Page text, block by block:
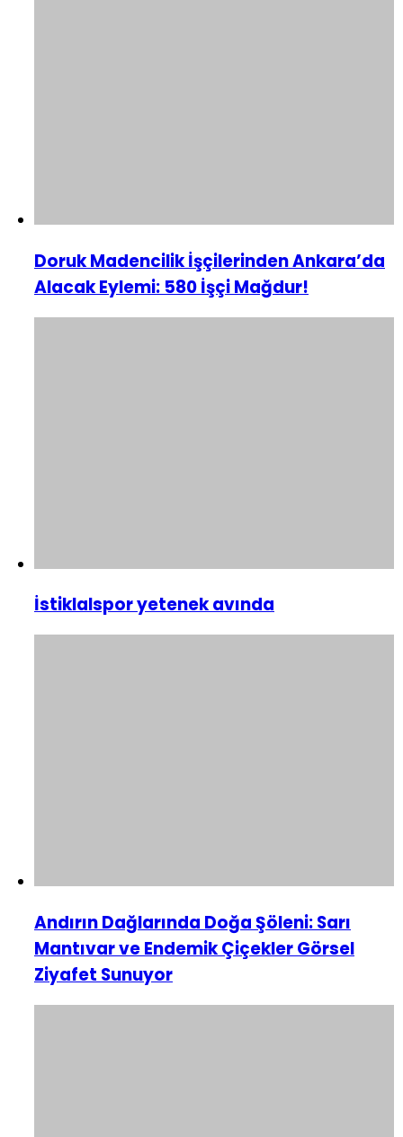
Doruk Madencilik İşçilerinden Ankara’da
Alacak Eylemi: 580 İşçi Mağdur!
İstiklalspor yetenek avında
Andırın Dağlarında Doğa Şöleni: Sarı
Mantıvar ve Endemik Çiçekler Görsel
Ziyafet Sunuyor